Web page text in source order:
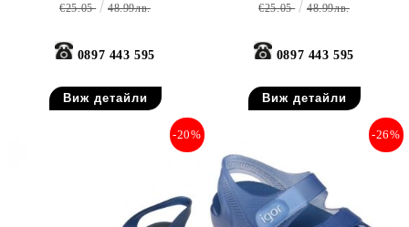
€25.05 48.99лв.
0897 443 595
Виж детайли
€25.05 48.99лв.
0897 443 595
Виж детайли
-20% -26%